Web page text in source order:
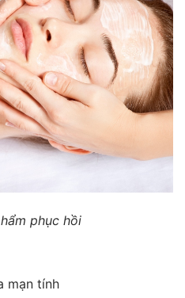
phục hồi
mạn tính